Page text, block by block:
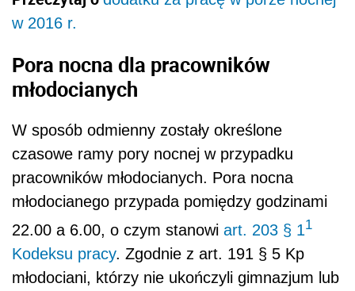
w 2016 r.
Pora nocna dla pracowników
młodocianych
W sposób odmienny zostały określone
czasowe ramy pory nocnej w przypadku
pracowników młodocianych. Pora nocna
młodocianego przypada pomiędzy godzinami
22.00 a 6.00, o czym stanowi art. 203 § 11
Kodeksu pracy. Zgodnie z art. 191 § 5 Kp
młodociani, którzy nie ukończyli gimnazjum lub